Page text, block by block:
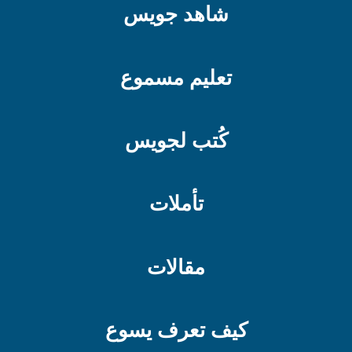
شاهد جويس
تعليم مسموع
كُتب لجويس
تأملات
مقالات
كيف تعرف يسوع